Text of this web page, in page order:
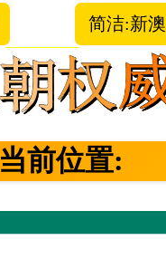
简洁:新澳
当前位置: